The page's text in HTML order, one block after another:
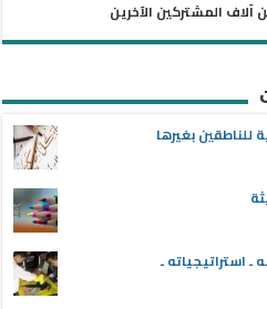
للناطقين بغيرها
استراتيجياته ـ